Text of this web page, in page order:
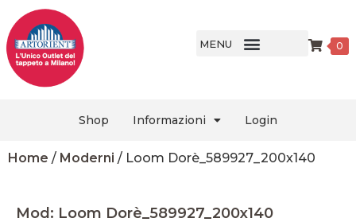
MENU 0
Shop Informazioni Login
Home / Moderni / Loom Dorè_589927_200x140
Mod: Loom Dorè_589927_200x140